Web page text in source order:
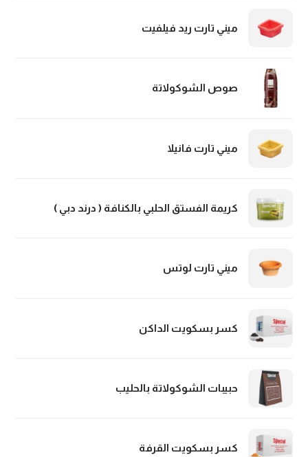
ميني تارت ريد فيلفيت
صوص الشوكولاتة
ميني تارت فانيلا
كريمة الفستق الحلبي بالكنافة ( درند دبي )
ميني تارت لوتس
كسر بسكويت الداكن
حبيبات الشوكولاتة بالحليب
كسر بسكويت القرفة